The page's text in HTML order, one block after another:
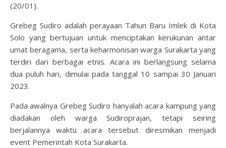
(20/01).
Grebeg Sudiro adalah perayaan Tahun Baru Imlek di Kota
Solo yang bertujuan untuk menciptakan kerukunan antar
umat beragama, serta keharmonisan warga Surakarta yang
terdiri dari berbagai etnis. Acara ini berlangsung selama
dua puluh hari, dimulai pada tanggal 10 sampai 30 Januari
2023.
Pada awalnya Grebeg Sudiro hanyalah acara kampung yang
diadakan oleh warga Sudiroprajan, tetapi seiring
berjalannya waktu acara tersebut diresmikan menjadi
event Pemerintah Kota Surakarta.